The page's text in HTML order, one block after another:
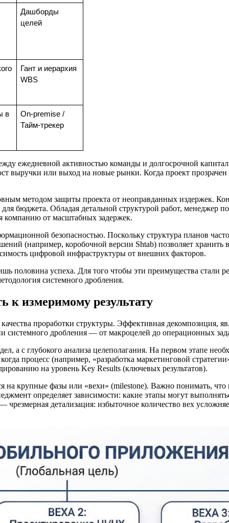
Дашборды
целей
Гант и иерархия
WBS
в
On-premise /
Тайм-трекер
ежедневной активностью команды и долгосрочной
или выход на новые рынки. Когда проект прозрачен
методом защиты проекта от неоправданных издержек.
бюджета. Обладая детальной структурой работ, менеджер
компанию от масштабных задержек.
безопасностью. Поскольку структура планов
(например, коробочной версии Shtab) позволяет
цифровой инфраструктуры от внешних факторов.
половина успеха. Для того чтобы эти преимущества стали
системного дробления.
к измеримому результату
проработки структуры. Эффективная декомпозиция,
системного дробления — от макроцелей до операционных
а с глубокого анализа целеполагания. На первом этапе
процесс (например, «разработка маркетинговой
на уровень Key Results (ключевых результатов).
на крупные фазы или «вехи» (milestone). Важно понимать,
определяет зависимости: какие этапы могут
детализация: избыточное количество вех